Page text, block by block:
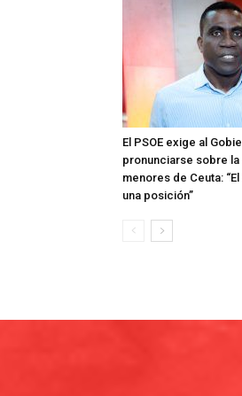
El PSOE exige al
pronunciarse sobre
menores de Ceuta:
una posición”